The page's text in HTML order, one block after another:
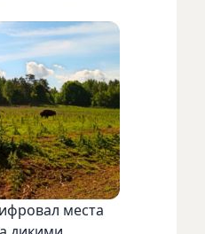
места